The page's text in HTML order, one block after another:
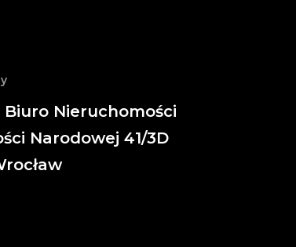
Nieruchomości
Narodowej 41/3D